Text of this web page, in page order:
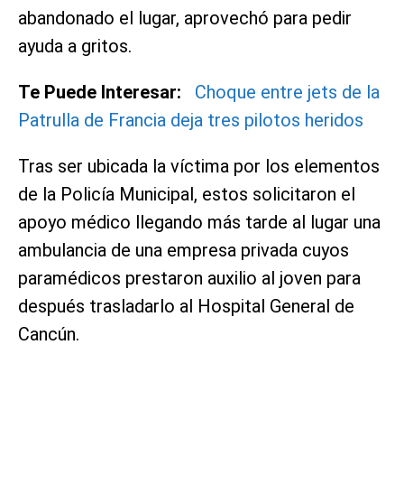
abandonado el lugar, aprovechó para pedir
ayuda a gritos.
Te Puede Interesar: Choque entre jets de la
Patrulla de Francia deja tres pilotos heridos
Tras ser ubicada la víctima por los elementos
de la Policía Municipal, estos solicitaron el
apoyo médico llegando más tarde al lugar una
ambulancia de una empresa privada cuyos
paramédicos prestaron auxilio al joven para
después trasladarlo al Hospital General de
Cancún.